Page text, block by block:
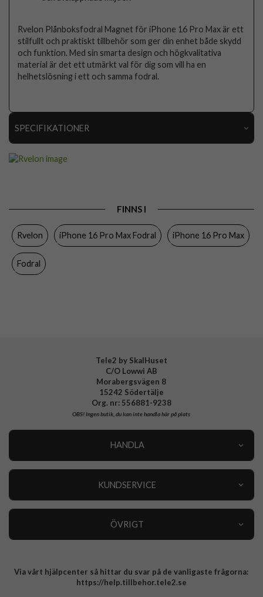
Rvelon Plånboksfodral Magnet för iPhone 16 Pro Max är ett
stilfullt och praktiskt tillbehör som ger din enhet både skydd
och funktion. Med sin smarta design och högkvalitativa
material är det ett utmärkt val för dig som vill ha en
helhetslösning i ett och samma fodral.
SPECIFIKATIONER
Färg Brun
Material
Varumärke
FINNS I
Rvelon iPhone 16 Pro Max Fodral iPhone 16 Pro Max
Fodral
Tele2 by SkalHuset
C/O Lowwi AB
Morabergsvägen 8
15242 Södertälje
Org. nr: 556881-9238
OBS!Ingen butik, du kan inte handla här på plats
HANDLA
KUNDSERVICE
ÖVRIGT
Integritetspolicy
Via vårt hjälpcenter så hittar du svar på de vanligaste frågorna:
https://help.tillbehor.tele2.se